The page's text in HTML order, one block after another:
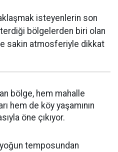
isteyenlerin son
bölgelerden biri olan
sakin atmosferiyle dikkat
bölge, hem mahalle
hem de köy yaşamının
öne çıkıyor.
temposundan